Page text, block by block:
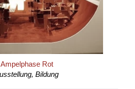
Ampelphase Rot
Bildung